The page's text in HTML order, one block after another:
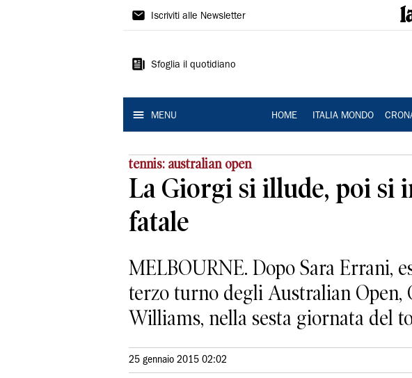
La
Ferrara
Iscriviti alle Newsletter
Sfoglia il quotidiano
MENU HOME ITALIA MONDO
tennis: australian open
La Giorgi si illude, poi si
fatale
MELBOURNE. Dopo Sara Errani,
terzo turno degli Australian
Williams, nella sesta giornata del
25 gennaio 2015 02:02